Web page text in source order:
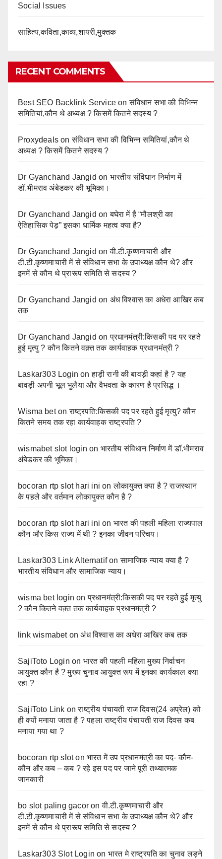
Social Issues
साहित्य,कविता,काव्य,शायरी,मुक्तक
RECENT COMMENTS
Best SEO Backlink Service onसंविधान सभा की विभिन्न
समितियां,कौन थे अध्यक्ष ? किसमें कितने सदस्य ?
Proxydeals onसंविधान सभा की विभिन्न समितियां,कौन थे
अध्यक्ष ? किसमें कितने सदस्य ?
Dr Gyanchand Jangid on भारतीय संविधान निर्माण में
डॉ.भीमराव अंबेडकर की भूमिका।
Dr Gyanchand Jangid onबघेरा में है “मौलश्री का
ऐतिहासिक पेड़” इसका धार्मिक महत्व क्या है?
Dr Gyanchand Jangid onवी.टी.कृष्णमाचारी और
टी.टी.कृष्णमाचारी में से संविधान सभा के उपाध्यक्ष कौन थे? और
इनमें से कौन थे प्रारूप समिति से सदस्य ?
Dr Gyanchand Jangid on अंध विश्वास का अधेरा आखिर कब
तक
Dr Gyanchand Jangid onप्रधानमंत्री:किसकी पद पर रहते
हुई मृत्यु ? कौन कितने वक़्त तक कार्यवाहक प्रधानमंत्री ?
Laskar303 Login onहाड़ी रानी की बावड़ी कहां है ? यह
बावड़ी अपनी भूल भुलैया और वैभवता के कारण है प्रसिद्ध ।
Wisma betonराष्ट्रपति:किसकी पद पर रहते हुई मृत्यु? कौन
कितने समय तक रहा कार्यवाहक राष्ट्रपति ?
wismabet slot login on भारतीय संविधान निर्माण में डॉ.भीमराव
अंबेडकर की भूमिका।
bocoran rtp slot hari ini onलोकायुक्त क्या है ? राजस्थान
के पहले और वर्तमान लोकायुक्त कौन है ?
bocoran rtp slot hari ini on भारत की पहली महिला राज्यपाल
कौन और किस राज्य में थी ? इनका जीवन परिचय।
Laskar303 Link Alternatifonसामाजिक न्याय क्या है ?
भारतीय संविधान और सामाजिक न्याय।
wisma bet login onप्रधानमंत्री:किसकी पद पर रहते हुई मृत्यु
? कौन कितने वक़्त तक कार्यवाहक प्रधानमंत्री ?
link wismabetonअंध विश्वास का अधेरा आखिर कब तक
SajiToto Login on भारत की पहली महिला मुख्य निर्वाचन
आयुक्त कौन है ? मुख्य चुनाव आयुक्त रूप में इनका कार्यकाल क्या
रहा ?
SajiToto Link onराष्ट्रीय पंचायती राज दिवस(24 अप्रेल) को
ही क्यों मनाया जाता है ? पहला राष्ट्रीय पंचायती राज दिवस कब
मनाया गया था ?
bocoran rtp slotonभारत में उप प्रधानमंत्री का पद- कौन-
कौन और कब – कब ? रहे इस पद पर जाने पूरी तथ्यात्मक
जानकारी
bo slot paling gacor onवी.टी.कृष्णमाचारी और
टी.टी.कृष्णमाचारी में से संविधान सभा के उपाध्यक्ष कौन थे? और
इनमें से कौन थे प्रारूप समिति से सदस्य ?
Laskar303 Slot Login on भारत मे राष्ट्रपति का चुनाव लड़ने